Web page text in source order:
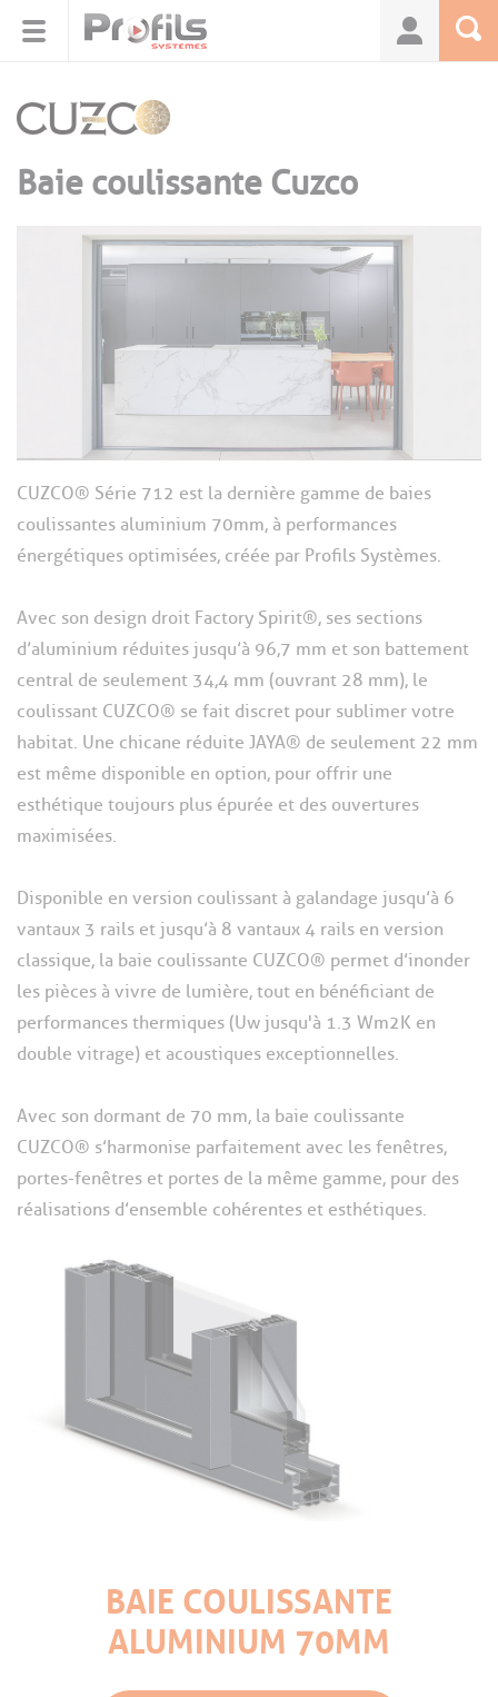
Baie coulissante Cuzco
CUZCO® Série 712 est la dernière gamme de baies
coulissantes aluminium 70mm, à performances
énergétiques optimisées, créée par Profils Systèmes.
Avec son design droit Factory Spirit®, ses sections
d’aluminium réduites jusqu’à 96,7 mm et son battement
central de seulement 34,4 mm (ouvrant 28 mm), le
coulissant CUZCO® se fait discret pour sublimer votre
habitat. Une chicane réduite JAYA® de seulement 22 mm
est même disponible en option, pour offrir une
esthétique toujours plus épurée et des ouvertures
maximisées.
Disponible en version coulissant à galandage jusqu’à 6
vantaux 3 rails et jusqu’à 8 vantaux 4 rails en version
classique, la baie coulissante CUZCO® permet d’inonder
les pièces à vivre de lumière, tout en bénéficiant de
performances thermiques (Uw jusqu'à 1.3 Wm2K en
double vitrage) et acoustiques exceptionnelles.
Avec son dormant de 70 mm, la baie coulissante
CUZCO® s’harmonise parfaitement avec les fenêtres,
portes-fenêtres et portes de la même gamme, pour des
réalisations d’ensemble cohérentes et esthétiques.
BAIE COULISSANTE
ALUMINIUM 70MM
Panneau de gestion des cookies